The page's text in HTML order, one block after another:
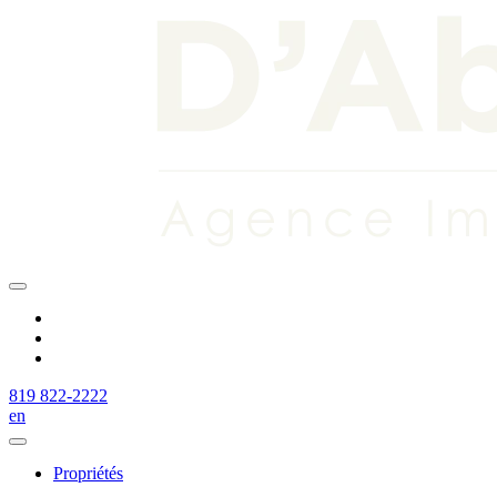
819 822-2222
en
Propriétés